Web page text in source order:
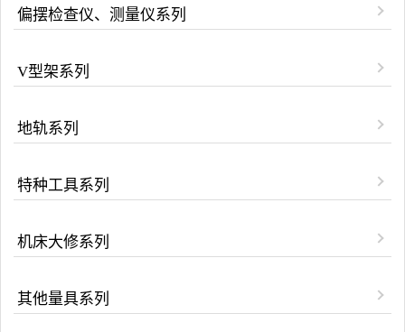
偏摆检查仪、测量仪系列
V型架系列
地轨系列
特种工具系列
机床大修系列
其他量具系列